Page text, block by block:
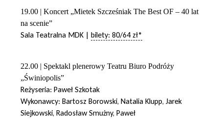
19.00 | Koncert „Mietek Szcześniak The Best OF – 40 lat
na scenie”
Sala Teatralna MDK | bilety: 80/64 zł*
22.00 | Spektakl plenerowy Teatru Biuro Podróży
„Świniopolis”
Reżyseria: Paweł Szkotak
Wykonawcy: Bartosz Borowski, Natalia Klupp, Jarek
Siejkowski, Radosław Smużny, Paweł